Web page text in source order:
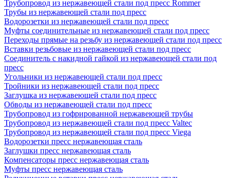
Трубопровод из нержавеющей стали под пресс Rommer
Трубы из нержавеющей стали под пресс
Водорозетки из нержавеющей стали под пресс
Муфты соединительные из нержавеющей стали под пресс
Переходы прямые на резьбу из нержавеющей стали под пресс
Вставки резьбовые из нержавеющей стали под пресс
Соединитель с накидной гайкой из нержавеющей стали под
пресс
Угольники из нержавеющей стали под пресс
Тройники из нержавеющей стали под пресс
Заглушка из нержавеющей стали под пресс
Обводы из нержавеющей стали под пресс
Трубопровод из гофрированной нержавеющей трубы
Трубопровод из нержавеющей стали под пресс Valtec
Трубопровод из нержавеющей стали под пресс Viega
Водорозетки пресс нержавеющая сталь
Заглушки пресс нержавеющая сталь
Компенсаторы пресс нержавеющая сталь
Муфты пресс нержавеющая сталь